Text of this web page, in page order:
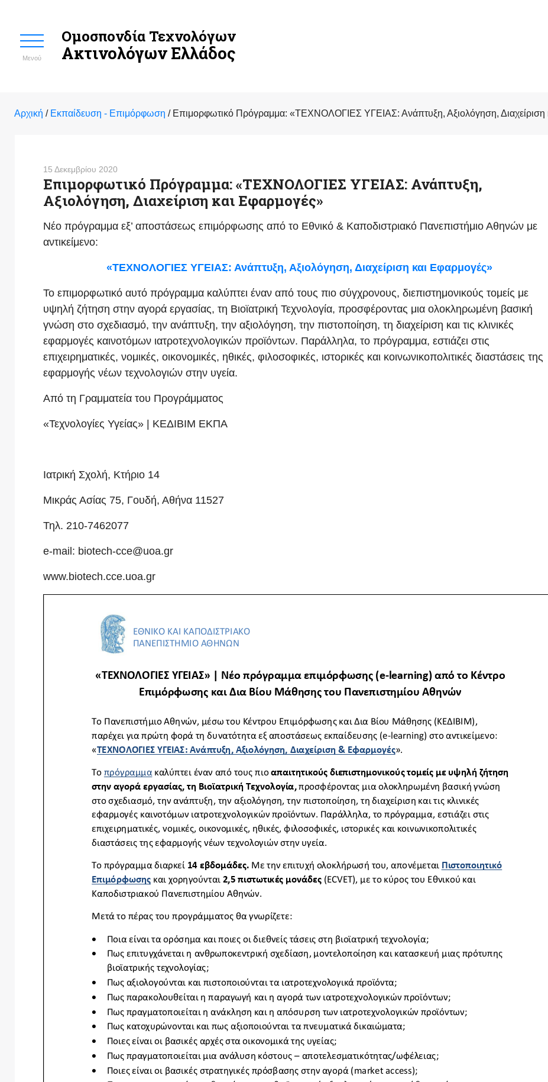
Μενού
Ομοσπονδία Τεχνολόγων
Ακτινολόγων Ελλάδος
Αρχική / Εκπαίδευση - Επιμόρφωση / Επιμορφωτικό Πρόγραμμα: «ΤΕΧΝΟΛΟΓΙΕΣ ΥΓΕΙΑΣ: Ανάπτυξη, Αξιολόγηση, Διαχείριση
15 Δεκεμβρίου 2020
Επιμορφωτικό Πρόγραμμα: «ΤΕΧΝΟΛΟΓΙΕΣ ΥΓΕΙΑΣ: Ανάπτυξη,
Αξιολόγηση, Διαχείριση και Εφαρμογές»
Νέο πρόγραμμα εξ’ αποστάσεως επιμόρφωσης από το Εθνικό & Καποδιστριακό Πανεπιστήμιο Αθηνών με
αντικείμενο:
«ΤΕΧΝΟΛΟΓΙΕΣ ΥΓΕΙΑΣ: Ανάπτυξη, Αξιολόγηση, Διαχείριση και Εφαρμογές»
Το επιμορφωτικό αυτό πρόγραμμα καλύπτει έναν από τους πιο σύγχρονους, διεπιστημονικούς τομείς με
υψηλή ζήτηση στην αγορά εργασίας, τη Βιοϊατρική Τεχνολογία, προσφέροντας μια ολοκληρωμένη βασική
γνώση στο σχεδιασμό, την ανάπτυξη, την αξιολόγηση, την πιστοποίηση, τη διαχείριση και τις κλινικές
εφαρμογές καινοτόμων ιατροτεχνολογικών προϊόντων. Παράλληλα, το πρόγραμμα, εστιάζει στις
επιχειρηματικές, νομικές, οικονομικές, ηθικές, φιλοσοφικές, ιστορικές και κοινωνικοπολιτικές διαστάσεις της
εφαρμογής νέων τεχνολογιών στην υγεία.
Από τη Γραμματεία του Προγράμματος
«Τεχνολογίες Υγείας» | ΚΕΔΙΒΙΜ ΕΚΠΑ
Ιατρική Σχολή, Κτήριο 14
Μικράς Ασίας 75, Γουδή, Αθήνα 11527
Τηλ. 210-7462077
e-mail: biotech-cce@uoa.gr
www.biotech.cce.uoa.gr